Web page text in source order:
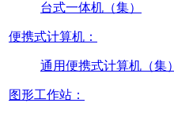
台式一体机（集）
便携式计算机：
通用便携式计算机（集）
图形工作站：